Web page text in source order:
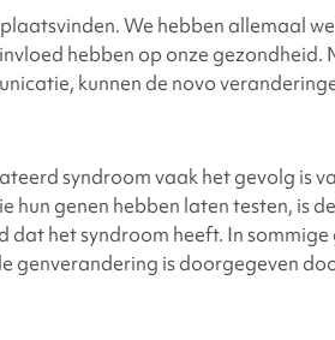
We hebben allemaal
hebben op onze gezondheid.
kunnen de novo
syndroomvaak het gevolg is
hun genen hebben laten testen, is
dat het syndroom heeft. In
genverandering is doorgegeven